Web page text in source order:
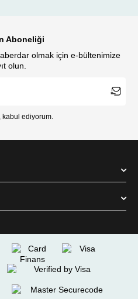
Aboneliği
olmak için e-bültenimize
olun.
kabul ediyorum.